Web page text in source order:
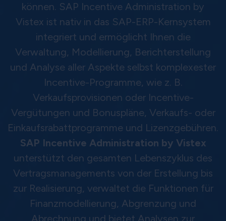
können. SAP Incentive Administration by
Vistex ist nativ in das SAP-ERP-Kernsystem
integriert und ermöglicht Ihnen die
Verwaltung, Modellierung, Berichterstellung
und Analyse aller Aspekte selbst komplexester
Incentive-Programme, wie z. B.
Verkaufsprovisionen oder Incentive-
Vergütungen und Bonuspläne, Verkaufs- oder
Einkaufsrabattprogramme und Lizenzgebühren.
SAP Incentive Administration by Vistex
unterstützt den gesamten Lebenszyklus des
Vertragsmanagements von der Erstellung bis
zur Realisierung, verwaltet die Funktionen für
Finanzmodellierung, Abgrenzung und